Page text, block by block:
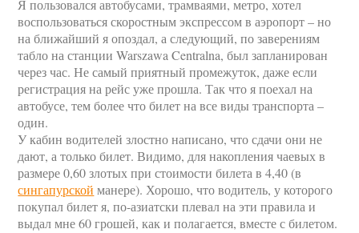
Я пользовался автобусами, трамваями, метро, хотел
воспользоваться скоростным экспрессом в аэропорт – но
на ближайший я опоздал, а следующий, по заверениям
табло на станции Warszawa Centralna, был запланирован
через час. Не самый приятный промежуток, даже если
регистрация на рейс уже прошла. Так что я поехал на
автобусе, тем более что билет на все виды транспорта –
один.
У кабин водителей злостно написано, что сдачи они не
дают, а только билет. Видимо, для накопления чаевых в
размере 0,60 злотых при стоимости билета в 4,40 (в
сингапурской манере). Хорошо, что водитель, у которого
покупал билет я, по-азиатски плевал на эти правила и
выдал мне 60 грошей, как и полагается, вместе с билетом.